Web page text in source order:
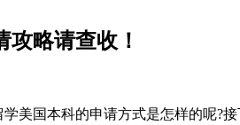
略请查收！
国本科的申请方式是怎样的呢?接